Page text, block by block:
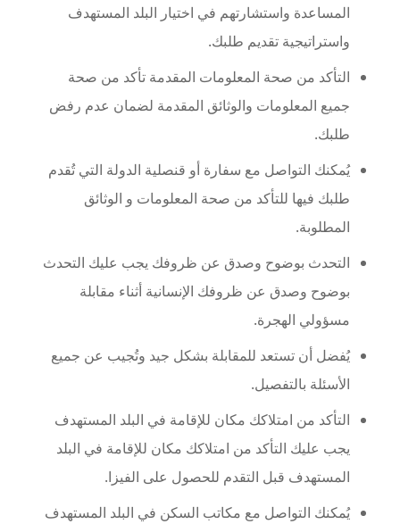
المساعدة واستشارتهم في اختيار البلد المستهدف
واستراتيجية تقديم طلبك.
التأكد من صحة المعلومات المقدمة تأكد من صحة
جميع المعلومات والوثائق المقدمة لضمان عدم رفض
طلبك.
يُمكنك التواصل مع سفارة أو قنصلية الدولة التي تُقدم
طلبك فيها للتأكد من صحة المعلومات و الوثائق
المطلوبة.
التحدث بوضوح وصدق عن ظروفك يجب عليك التحدث
بوضوح وصدق عن ظروفك الإنسانية أثناء مقابلة
مسؤولي الهجرة.
يُفضل أن تستعد للمقابلة بشكل جيد وتُجيب عن جميع
الأسئلة بالتفصيل.
التأكد من امتلاكك مكان للإقامة في البلد المستهدف
يجب عليك التأكد من امتلاكك مكان للإقامة في البلد
المستهدف قبل التقدم للحصول على الفيزا.
يُمكنك التواصل مع مكاتب السكن في البلد المستهدف